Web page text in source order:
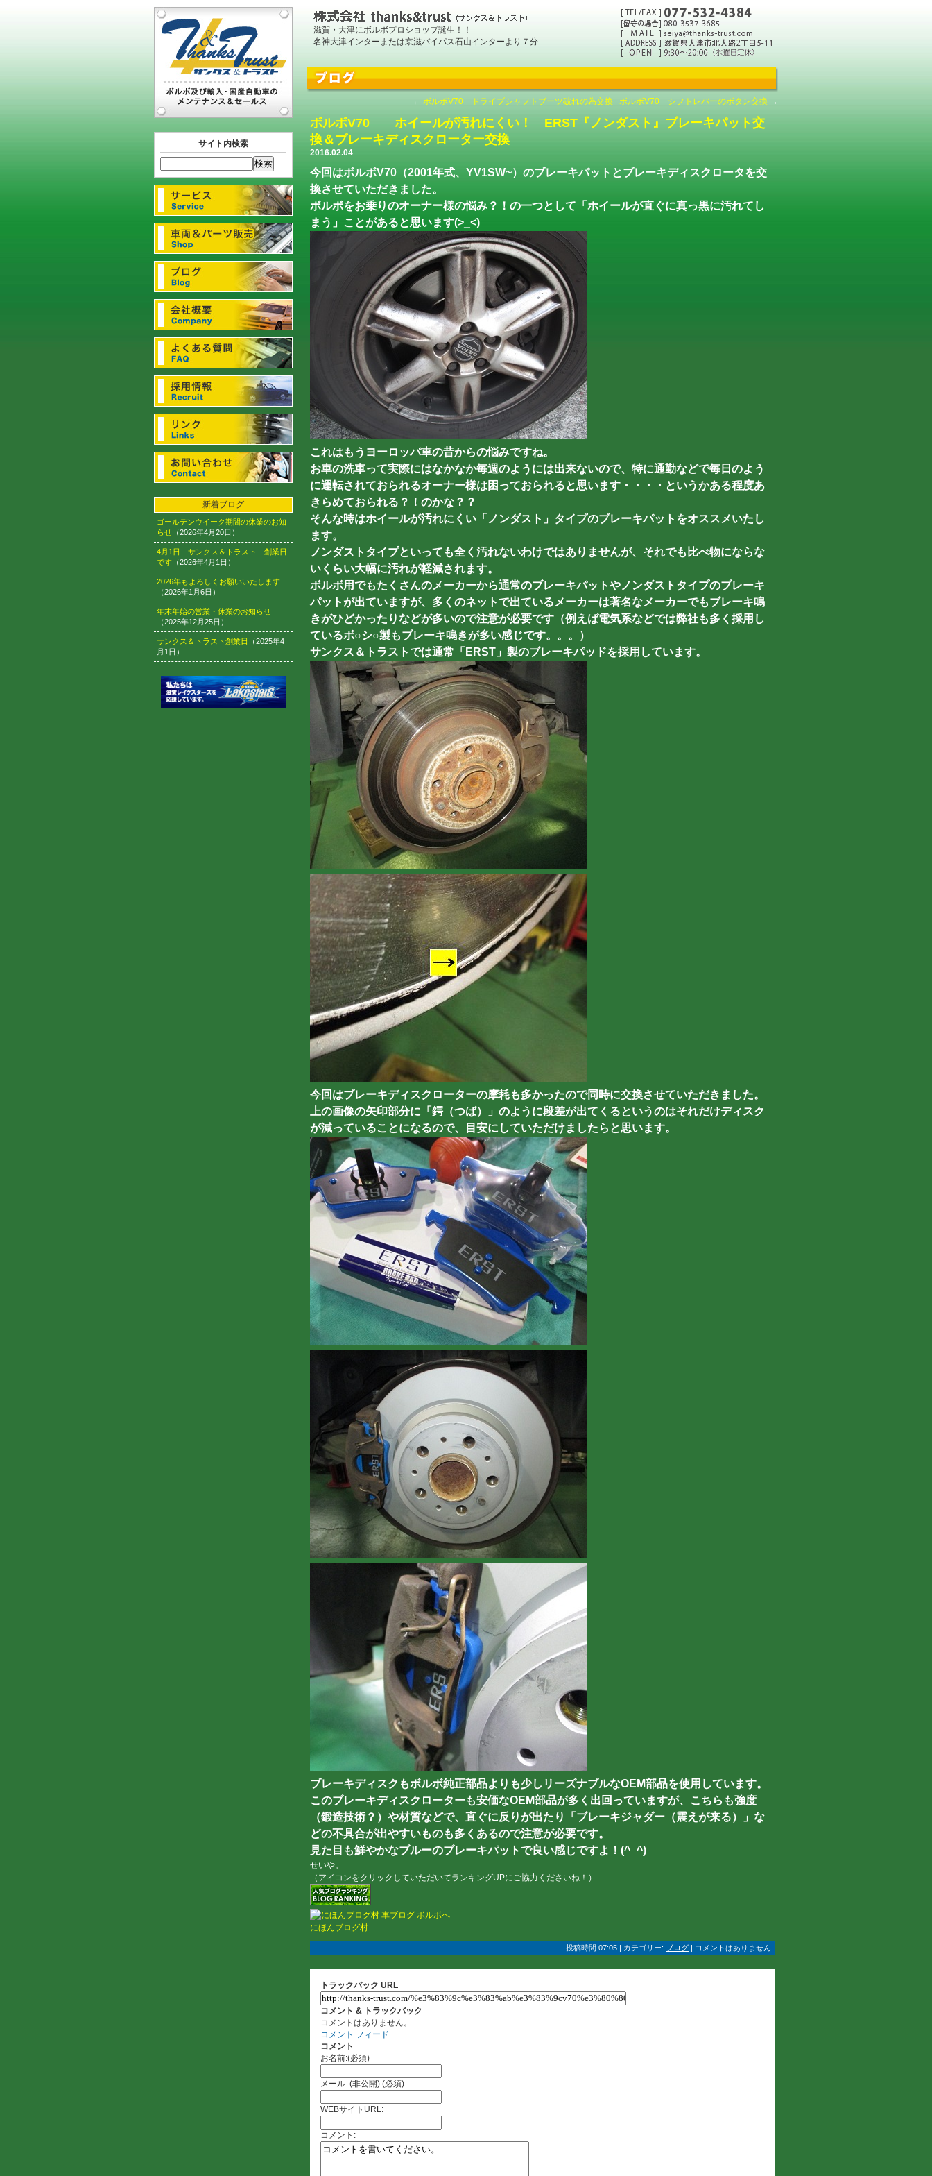
滋賀・大津にボルボプロショップ誕生！！
名神大津インターまたは京滋バイパス石山インターより７分
サイト内検索
新着ブログ
ゴールデンウイーク期間の休業のお知
らせ （2026年4月20日）
4月1日 サンクス＆トラスト 創業日
です （2026年4月1日）
2026年もよろしくお願いいたします
（2026年1月6日）
年末年始の営業・休業のお知らせ
（2025年12月25日）
サンクス＆トラスト創業日
（2025年4
月1日）
← ボルボV70 ドライブシャフトブーツ破れの為交換 ボルボV70 シフトレバーのボタン交換 →
ボルボV70 ホイールが汚れにくい！ ERST『ノンダスト』ブレーキパット交
換＆ブレーキディスクローター交換
2016.02.04
今回はボルボV70（2001年式、YV1SW~）のブレーキパットとブレーキディスクロータを交
換させていただきました。
ボルボをお乗りのオーナー様の悩み？！の一つとして「ホイールが直ぐに真っ黒に汚れてし
まう」ことがあると思います(>_<)
これはもうヨーロッパ車の昔からの悩みですね。
お車の洗車って実際にはなかなか毎週のようには出来ないので、特に通勤などで毎日のよう
に運転されておられるオーナー様は困っておられると思います・・・・というかある程度あ
きらめておられる？！のかな？？
そんな時はホイールが汚れにくい「ノンダスト」タイプのブレーキパットをオススメいたし
ます。
ノンダストタイプといっても全く汚れないわけではありませんが、それでも比べ物にならな
いくらい大幅に汚れが軽減されます。
ボルボ用でもたくさんのメーカーから通常のブレーキパットやノンダストタイプのブレーキ
パットが出ていますが、多くのネットで出ているメーカーは著名なメーカーでもブレーキ鳴
きがひどかったりなどが多いので注意が必要です（例えば電気系などでは弊社も多く採用し
ているボ○シ○製もブレーキ鳴きが多い感じです。。。）
サンクス＆トラストでは通常「ERST」製のブレーキパッドを採用しています。
今回はブレーキディスクローターの摩耗も多かったので同時に交換させていただきました。
上の画像の矢印部分に「鍔（つば）」のように段差が出てくるというのはそれだけディスク
が減っていることになるので、目安にしていただけましたらと思います。
ブレーキディスクもボルボ純正部品よりも少しリーズナブルなOEM部品を使用しています。
このブレーキディスクローターも安価なOEM部品が多く出回っていますが、こちらも強度
（鍛造技術？）や材質などで、直ぐに反りが出たり「ブレーキジャダー（震えが来る）」な
どの不具合が出やすいものも多くあるので注意が必要です。
見た目も鮮やかなブルーのブレーキパットで良い感じですよ！(^_^)
せいや。
（アイコンをクリックしていただいてランキングUPにご協力くださいね！）
にほんブログ村
投稿時間 07:05 | カテゴリー: ブログ | コメントはありません
トラックバック URL
コメント & トラックバック
コメントはありません。
コメント フィード
コメント
お名前:(必須)
メール: (非公開) (必須)
WEBサイトURL:
コメント: